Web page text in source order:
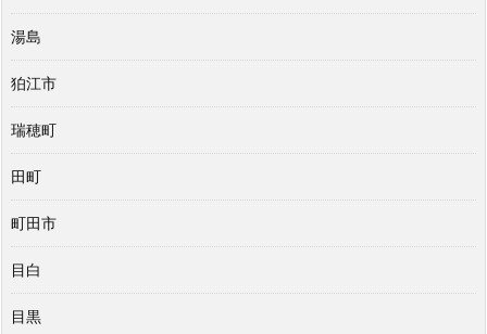
湯島
狛江市
瑞穂町
田町
町田市
目白
目黒